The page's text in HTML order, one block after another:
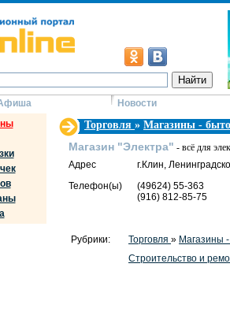
Новости
Торговля » Магазины -
Магазин "Электра" - всё для
Адрес
г.Клин,
Телефон(ы)
(49624) 55-363
(916) 812-85-75
Рубрики: Торговля » Магазины
Строительство и